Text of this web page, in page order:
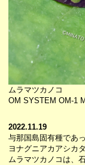
ムラマツカノコ
OM SYSTEM OM-1
2022.11.19
与那国島固有種であ
ヨナグニアカアシカ
ムラマツカノコは、